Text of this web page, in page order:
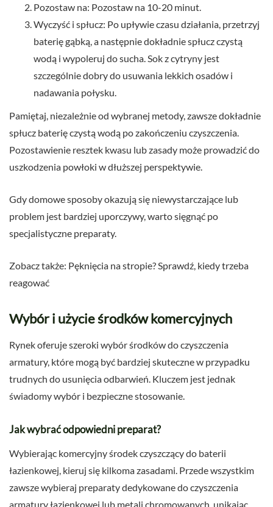
Pozostaw na: Pozostaw na 10-20 minut.
Wyczyść i spłucz: Po upływie czasu działania, przetrzyj
baterię gąbką, a następnie dokładnie spłucz czystą
wodą i wypoleruj do sucha. Sok z cytryny jest
szczególnie dobry do usuwania lekkich osadów i
nadawania połysku.
Pamiętaj, niezależnie od wybranej metody, zawsze dokładnie
spłucz baterię czystą wodą po zakończeniu czyszczenia.
Pozostawienie resztek kwasu lub zasady może prowadzić do
uszkodzenia powłoki w dłuższej perspektywie.
Gdy domowe sposoby okazują się niewystarczające lub
problem jest bardziej uporczywy, warto sięgnąć po
specjalistyczne preparaty.
Zobacz także: Pęknięcia na stropie? Sprawdź, kiedy trzeba
reagować
Wybór i użycie środków komercyjnych
Rynek oferuje szeroki wybór środków do czyszczenia
armatury, które mogą być bardziej skuteczne w przypadku
trudnych do usunięcia odbarwień. Kluczem jest jednak
świadomy wybór i bezpieczne stosowanie.
Jak wybrać odpowiedni preparat?
Wybierając komercyjny środek czyszczący do baterii
łazienkowej, kieruj się kilkoma zasadami. Przede wszystkim
zawsze wybieraj preparaty dedykowane do czyszczenia
armatury łazienkowej lub metali chromowanych, unikając